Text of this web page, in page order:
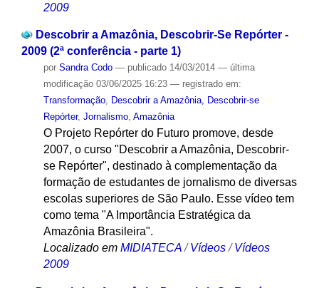
2009
Descobrir a Amazônia, Descobrir-Se Repórter -
2009 (2ª conferência - parte 1)
por Sandra Codo — publicado14/03/2014 — última
modificação03/06/2025 16:23 — registrado em:
Transformação, Descobrir a Amazônia, Descobrir-se
Repórter, Jornalismo, Amazônia
O Projeto Repórter do Futuro promove, desde
2007, o curso "Descobrir a Amazônia, Descobrir-
se Repórter", destinado à complementação da
formação de estudantes de jornalismo de diversas
escolas superiores de São Paulo. Esse vídeo tem
como tema "A Importância Estratégica da
Amazônia Brasileira".
Localizado em MIDIATECA / Vídeos / Vídeos
2009